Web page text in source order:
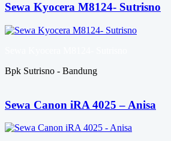
Sewa Kyocera M8124- Sutrisno
Bpk Sutrisno - Bandung
Sewa Canon iRA 4025 – Anisa